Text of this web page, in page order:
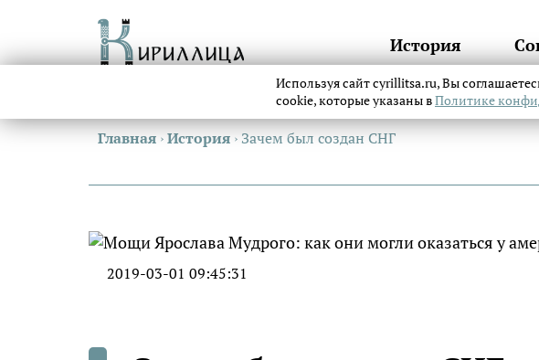
История
Главная ›История › Зачем был создан СНГ
2019-03-01 09:45:31
Используя сайт cyrillitsa.ru, Вы
cookie, которые указаны вПолитике